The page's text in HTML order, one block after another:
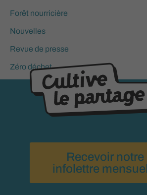
Forêt nourricière
Nouvelles
Revue de presse
Zéro déchet
Recevoir notre
infolettre